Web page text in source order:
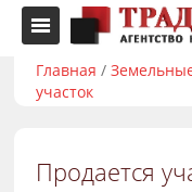
Главная /
участок
Продается